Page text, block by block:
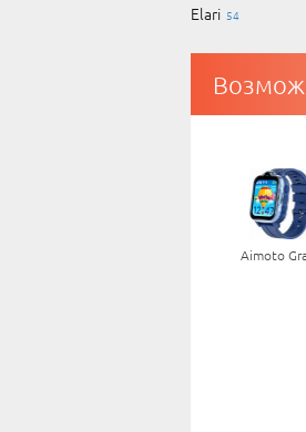
Elari 54
Aimoto